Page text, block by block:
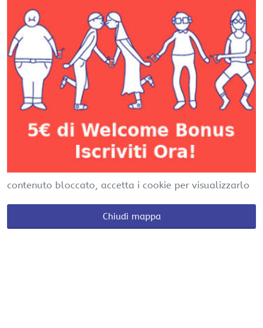
contenuto bloccato, accetta i cookie per visualizzarlo
Chiudi mappa